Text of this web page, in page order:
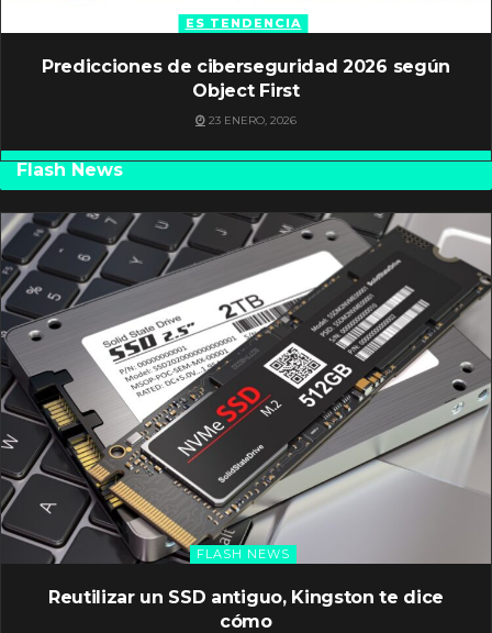
ES TENDENCIA
Predicciones de ciberseguridad 2026 según
Object First
23 ENERO, 2026
Flash News
FLASH NEWS
Reutilizar un SSD antiguo, Kingston te dice
cómo